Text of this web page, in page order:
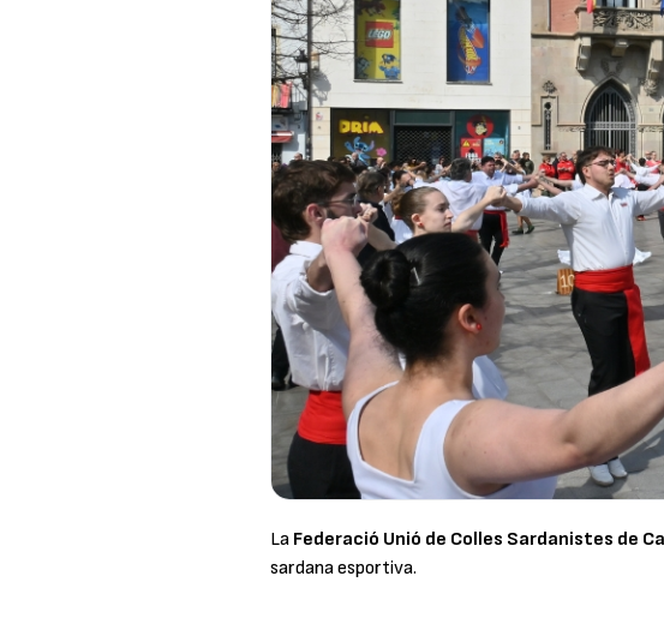
La Federació Unió de Colles Sardanistes de
sardana esportiva.